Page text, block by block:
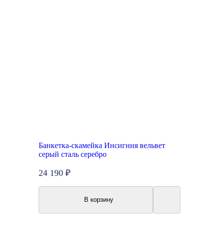
Банкетка-скамейка Инсигния вельвет
серый сталь серебро
24 190 ₽
В корзину